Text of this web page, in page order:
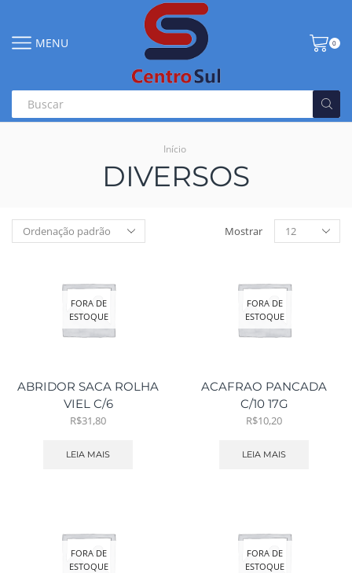
MENU 0
Início
DIVERSOS
Mostrar
FORA DE
ESTOQUE
ABRIDOR SACA ROLHA
VIEL C/6
R$31,80
LEIA MAIS
FORA DE
ESTOQUE
ACAFRAO PANCADA
C/10 17G
R$10,20
LEIA MAIS
FORA DE
ESTOQUE
FORA DE
ESTOQUE